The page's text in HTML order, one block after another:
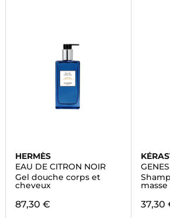
HERMÈS
EAU DE CITRON NOIR
Gel douche corps et
cheveux
87,30 € 37,30